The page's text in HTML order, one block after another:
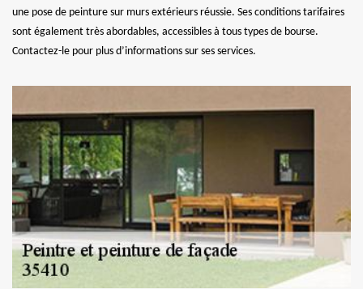
une pose de peinture sur murs extérieurs réussie. Ses conditions tarifaires
sont également très abordables, accessibles à tous types de bourse.
Contactez-le pour plus d’informations sur ses services.